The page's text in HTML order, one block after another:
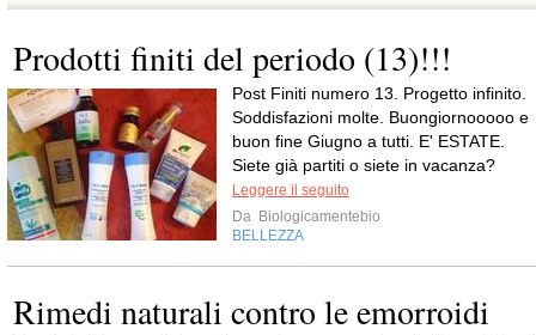
Prodotti finiti del periodo (13)!!!
Post Finiti numero 13. Progetto infinito.
Soddisfazioni molte. Buongiornooooo e
buon fine Giugno a tutti. E' ESTATE.
Siete già partiti o siete in vacanza?
Leggere il seguito
Da Biologicamentebio
BELLEZZA
Rimedi naturali contro le emorroidi